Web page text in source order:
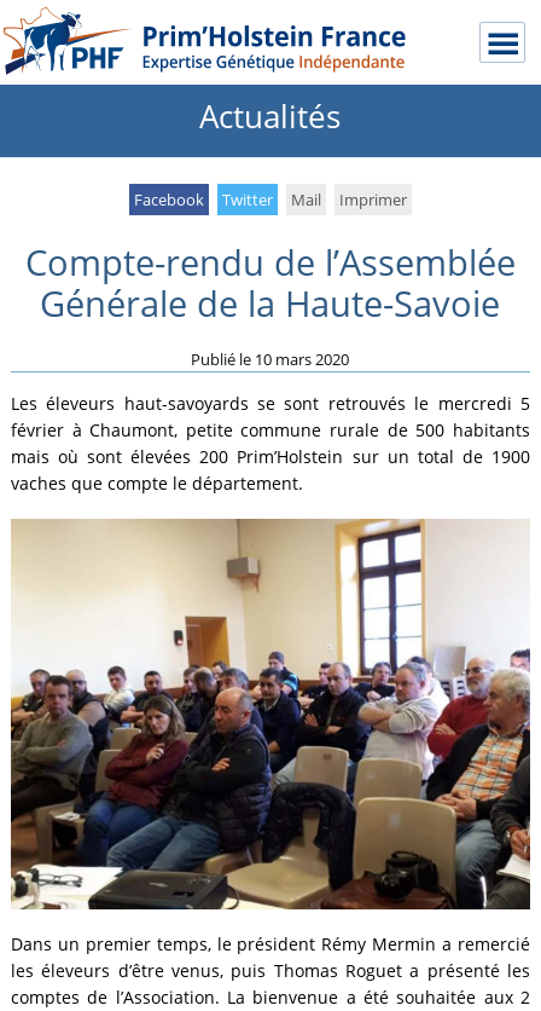
Actualités
Facebook Twitter Mail Imprimer
Compte-rendu de l’Assemblée
Générale de la Haute-Savoie
Publié le 10 mars 2020
Les éleveurs haut-savoyards se sont retrouvés le mercredi 5
février à Chaumont, petite commune rurale de 500 habitants
mais où sont élevées 200 Prim’Holstein sur un total de 1900
vaches que compte le département.
Dans un premier temps, le président Rémy Mermin a remercié
les éleveurs d’être venus, puis Thomas Roguet a présenté les
comptes de l’Association. La bienvenue a été souhaitée aux 2